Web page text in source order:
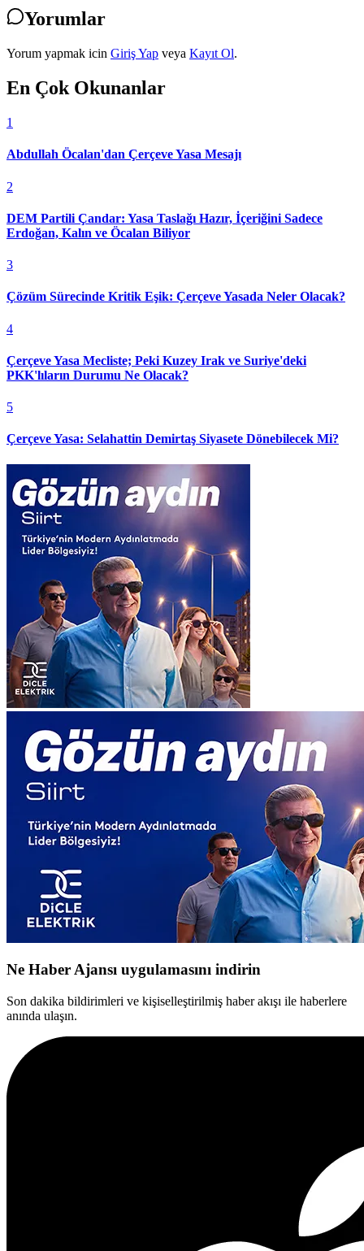
Yorumlar
Yorum yapmak icin Giriş Yap veya Kayıt Ol.
En Çok Okunanlar
1
Abdullah Öcalan'dan Çerçeve Yasa Mesajı
2
DEM Partili Çandar: Yasa Taslağı Hazır, İçeriğini Sadece
Erdoğan, Kalın ve Öcalan Biliyor
3
Çözüm Sürecinde Kritik Eşik: Çerçeve Yasada Neler Olacak?
4
Çerçeve Yasa Mecliste; Peki Kuzey Irak ve Suriye'deki
PKK'lıların Durumu Ne Olacak?
5
Çerçeve Yasa: Selahattin Demirtaş Siyasete Dönebilecek Mi?
Ne Haber Ajansı uygulamasını indirin
Son dakika bildirimleri ve kişiselleştirilmiş haber akışı ile haberlere
anında ulaşın.